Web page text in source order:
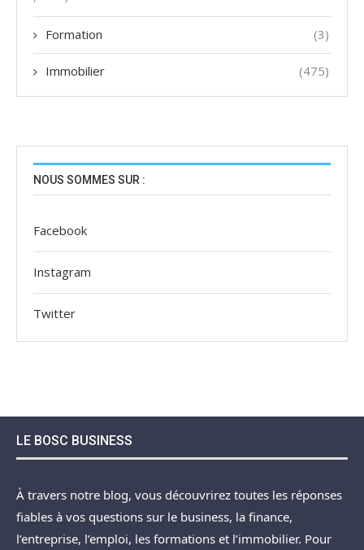
Formation (3)
Immobilier (475)
NOUS SOMMES SUR :
Facebook
Instagram
Twitter
LE BOSC BUSINESS
À travers notre blog, vous découvrirez toutes les réponses
fiables à vos questions sur le business, la finance,
l’entreprise, l’emploi, les formations et l’immobilier. Pour